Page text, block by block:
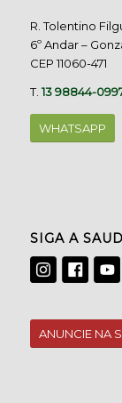
R. Tolentino
6º Andar –
CEP 11060-471
T.13 98844-
WHATSAPP
SIGA A
ANUNCIE NA